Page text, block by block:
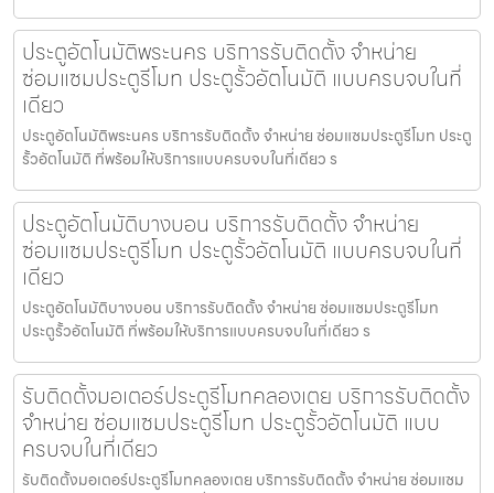
ประตูอัตโนมัติพระนคร บริการรับติดตั้ง จำหน่าย
ซ่อมแซมประตูรีโมท ประตูรั้วอัตโนมัติ แบบครบจบในที่
เดียว
ประตูอัตโนมัติพระนคร บริการรับติดตั้ง จำหน่าย ซ่อมแซมประตูรีโมท ประตู
รั้วอัตโนมัติ ที่พร้อมให้บริการแบบครบจบในที่เดียว ร
ประตูอัตโนมัติบางบอน บริการรับติดตั้ง จำหน่าย
ซ่อมแซมประตูรีโมท ประตูรั้วอัตโนมัติ แบบครบจบในที่
เดียว
ประตูอัตโนมัติบางบอน บริการรับติดตั้ง จำหน่าย ซ่อมแซมประตูรีโมท
ประตูรั้วอัตโนมัติ ที่พร้อมให้บริการแบบครบจบในที่เดียว ร
รับติดตั้งมอเตอร์ประตูรีโมทคลองเตย บริการรับติดตั้ง
จำหน่าย ซ่อมแซมประตูรีโมท ประตูรั้วอัตโนมัติ แบบ
ครบจบในที่เดียว
รับติดตั้งมอเตอร์ประตูรีโมทคลองเตย บริการรับติดตั้ง จำหน่าย ซ่อมแซม